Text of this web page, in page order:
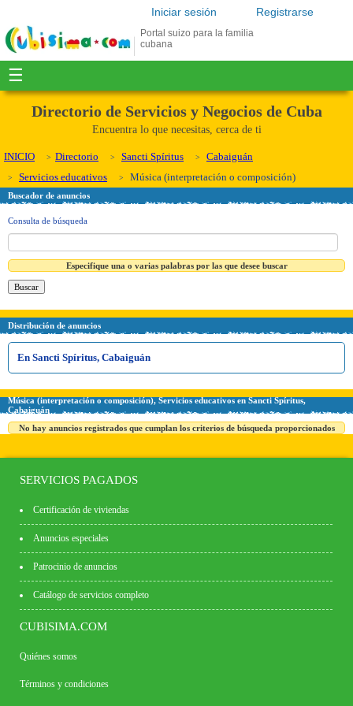
Registrarse
Iniciar sesión
Portal suizo para la familia
cubana
☰
Directorio de Servicios y Negocios de Cuba
Encuentra lo que necesitas, cerca de ti
INICIO Directorio Sancti Spíritus
Cabaiguán
Servicios educativos
Música (interpretación o composición)
Buscador de anuncios
Consulta de búsqueda
Especifique una o varias palabras por las que desee buscar
Distribución de anuncios
En Sancti Spíritus, Cabaiguán
Música (interpretación o composición), Servicios educativos en Sancti Spíritus,
Cabaiguán
No hay anuncios registrados que cumplan los criterios de búsqueda proporcionados
SERVICIOS PAGADOS
Certificación de viviendas
Anuncios especiales
Patrocinio de anuncios
Catálogo de servicios completo
CUBISIMA.COM
Quiénes somos
Términos y condiciones